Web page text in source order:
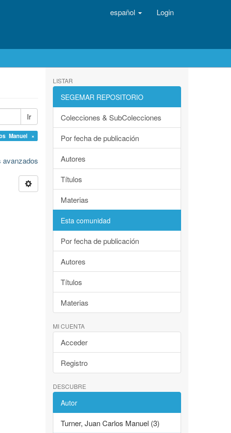
español Login
Ir
Manuel ×
avanzados
LISTAR
SEGEMAR REPOSITORIO
Colecciones & SubColecciones
Por fecha de publicación
Autores
Títulos
Materias
Esta comunidad
Por fecha de publicación
Autores
Títulos
Materias
MI CUENTA
Acceder
Registro
DESCUBRE
Autor
Turner, Juan Carlos Manuel (3)